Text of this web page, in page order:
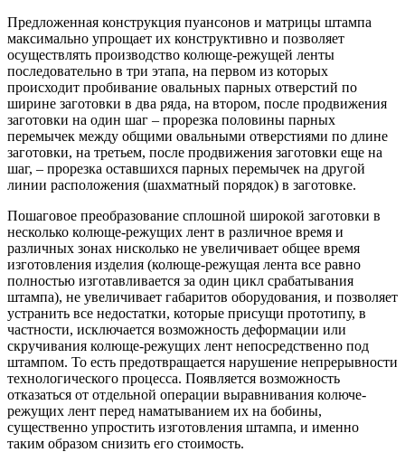
Предложенная конструкция пуансонов и матрицы штампа
максимально упрощает их конструктивно и позволяет
осуществлять производство колюще-режущей ленты
последовательно в три этапа, на первом из которых
происходит пробивание овальных парных отверстий по
ширине заготовки в два ряда, на втором, после продвижения
заготовки на один шаг – прорезка половины парных
перемычек между общими овальными отверстиями по длине
заготовки, на третьем, после продвижения заготовки еще на
шаг, – прорезка оставшихся парных перемычек на другой
линии расположения (шахматный порядок) в заготовке.
Пошаговое преобразование сплошной широкой заготовки в
несколько колюще-режущих лент в различное время и
различных зонах нисколько не увеличивает общее время
изготовления изделия (колюще-режущая лента все равно
полностью изготавливается за один цикл срабатывания
штампа), не увеличивает габаритов оборудования, и позволяет
устранить все недостатки, которые присущи прототипу, в
частности, исключается возможность деформации или
скручивания колюще-режущих лент непосредственно под
штампом. То есть предотвращается нарушение непрерывности
технологического процесса. Появляется возможность
отказаться от отдельной операции выравнивания колюче-
режущих лент перед наматыванием их на бобины,
существенно упростить изготовления штампа, и именно
таким образом снизить его стоимость.